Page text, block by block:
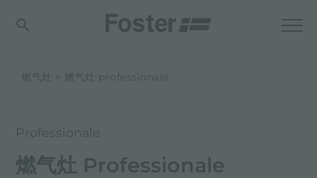
燃气灶 燃气灶 professionale
Professionale
燃气灶 Professionale